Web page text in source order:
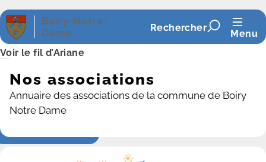
Panneau de gestion des cookies
Boiry-Notre-
Dame
Rechercher
Menu
Voir le fil d’Ariane
Nos associations
Annuaire des associations de la commune de Boiry
Notre Dame